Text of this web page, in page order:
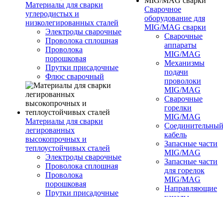
Материалы для сварки
углеродистых и
низколегированных сталей
Электроды сварочные
Проволока сплошная
Проволока
порошковая
Прутки присадочные
Флюс сварочный
Материалы для сварки
легированных
высокопрочных и
теплоустойчивых сталей
Электроды сварочные
Проволока сплошная
Проволока
порошковая
Прутки присадочные
Сварочное
оборудование для
MIG/MAG сварки
Сварочные
аппараты
MIG/MAG
Механизмы
подачи
проволоки
MIG/MAG
Сварочные
горелки
MIG/MAG
Соединительный
кабель
Запасные части
MIG/MAG
Запасные части
для горелок
MIG/MAG
Направляющие